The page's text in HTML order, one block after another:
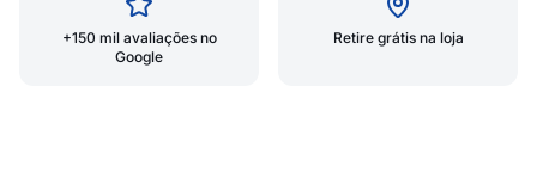
+150 mil avaliações no
Google
Retire grátis na loja